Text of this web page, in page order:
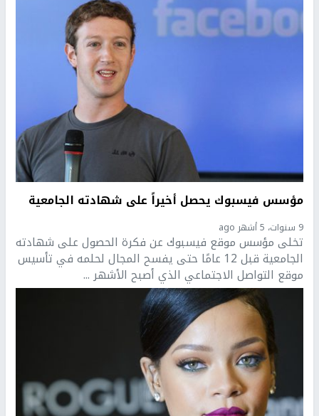
مؤسس فيسبوك يحصل أخيراً على شهادته الجامعية
9 سنوات، 5 أشهر ago
تخلى مؤسس موقع فيسبوك عن فكرة الحصول على شهادته
الجامعية قبل 12 عامًا حتى يفسح المجال لحلمه في تأسيس
موقع التواصل الاجتماعي الذي أصبح الأشهر ...